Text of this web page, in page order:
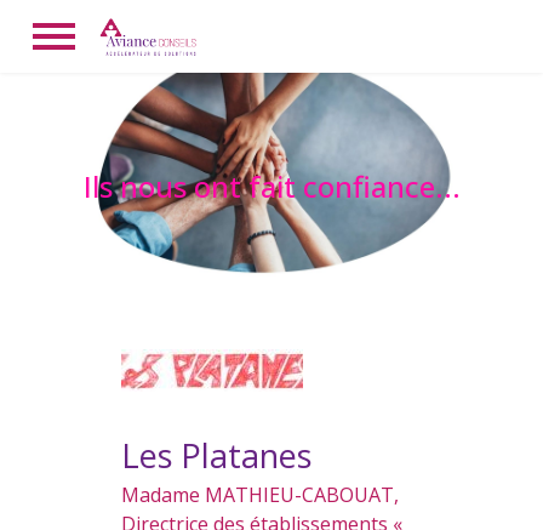
Ils nous ont fait confiance...
Les Platanes
Madame MATHIEU-CABOUAT,
Directrice des établissements «